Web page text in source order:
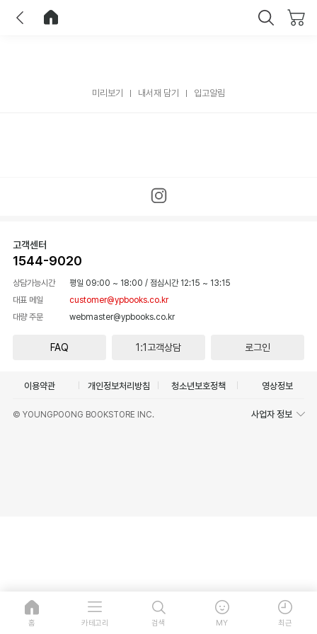
미리보기 내서재 담기 입고알림
고객센터
1544-9020
상담가능시간 평일 09:00 ~ 18:00 / 점심시간 12:15 ~ 13:15
대표 메일
customer@ypbooks.co.kr
대량 주문
webmaster@ypbooks.co.kr
FAQ 1:1고객상담 로그인
이용약관 개인정보처리방침 청소년보호정책 영상정보
© YOUNGPOONG BOOKSTORE INC. 사업자 정보
홈 카테고리 검색 MY 최근